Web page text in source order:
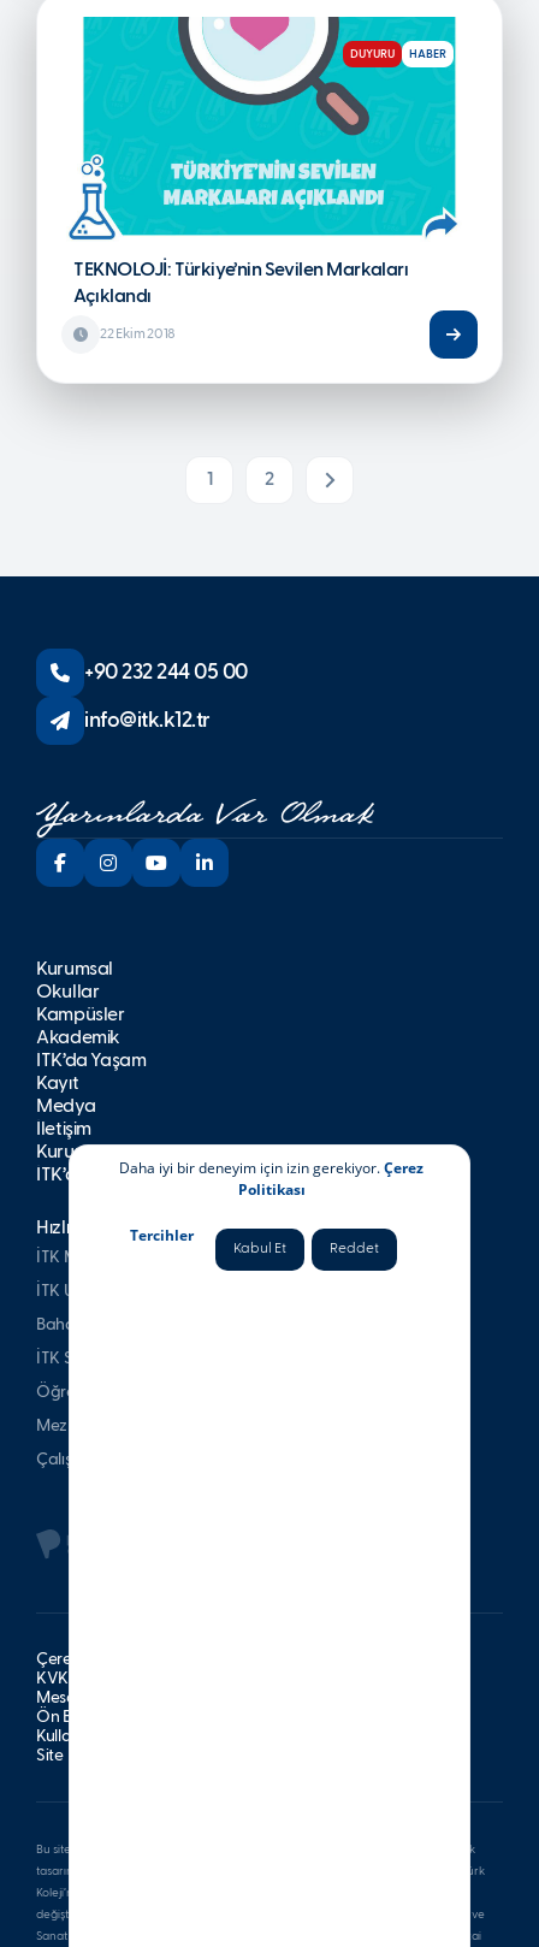
DUYURU HABER
TEKNOLOJİ: Türkiye’nin Sevilen Markaları
Açıklandı
22 Ekim 2018
1 2 Next
+90 232 244 05 00
info@itk.k12.tr
Kurumsal
Okullar
Kampüsler
Akademik
İTK’da Yaşam
Kayıt
Medya
İletişim
Kurumsal Yayınlar
İTK’da Kariyer
Hızlı Erişim
İTK Mezunları Derneği
İTK Uşakizade Köşkü
Bahattin Tatış Websitesi
İTK Spor Kulubü
Öğrenci & Veli
Mezun
Çalışan
Çerez Politikası
KVKK Aydınlatma Metni
Mesafeli Satış Sözleşmesi
Ön Bilgilendirme Formu
Kullanım Şartları
Site Haritası
Bu sitede bulunan tüm yazılı ve görsel içerikler ile bu içeriklerin görsel ve sistematik
tasarım hakları aksi belirtilmediği sürece İzmir Özel Türk Koleji’ne aittir. İzmir Özel Türk
Koleji’nin yazılı izni alınmadan hiçbir yazılı, görsel, işitsel içerik kopyalanamaz,
değiştirilemez, yayınlanamaz veya satılamaz. Aksine davranışların, 5846 sayılı Fikir ve
Sanat Eserleri Kanunu’na ve 6102 sayılı Türk Ticaret Kanunu’na göre hukuki ve cezai
Daha iyi bir deneyim için izin gerekiyor.Çerez
Politikası
Tercihler
Kabul Et Reddet